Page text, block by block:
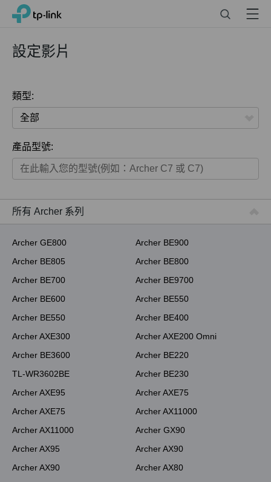
Click
navigation
TP-Link, Reliably Smart Menu
設定影片
類型:
全部
家用產品
商用產品
ISP用產品
產品型號:
所有 Archer 系列
Archer GE800
Archer BE900
Archer BE805
Archer BE800
Archer BE700
Archer BE9700
Archer BE600
Archer BE550
Archer BE550
Archer BE400
Archer AXE300
Archer AXE200 Omni
Archer BE3600
Archer BE220
TL-WR3602BE
Archer BE230
Archer AXE95
Archer AXE75
Archer AXE75
Archer AX11000
Archer AX11000
Archer GX90
Archer AX95
Archer AX90
Archer AX90
Archer AX80